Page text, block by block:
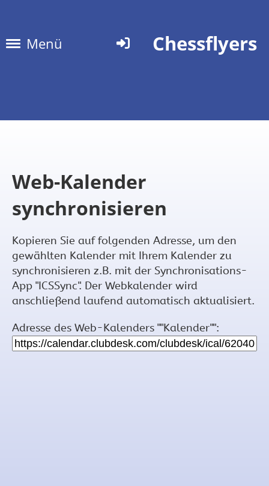
Menü Chessflyers
Web-Kalender
synchronisieren
Kopieren Sie auf folgenden Adresse, um den
gewählten Kalender mit Ihrem Kalender zu
synchronisieren z.B. mit der Synchronisations-
App "ICSSync". Der Webkalender wird
anschließend laufend automatisch aktualisiert.
Adresse des Web-Kalenders ""Kalender"":